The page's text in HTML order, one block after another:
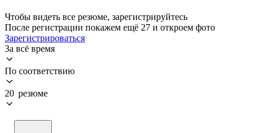
Чтобы видеть все резюме, зарегистрируйтесь
После регистрации покажем ещё 27 и откроем фото
Зарегистрироваться
За всё время
По соответствию
20 резюме